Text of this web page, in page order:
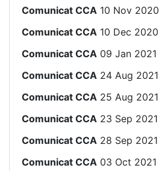
Comunicat CCA 10 Nov 2020
Comunicat CCA 10 Dec 2020
Comunicat CCA 09 Jan 2021
Comunicat CCA 24 Aug 2021
Comunicat CCA 25 Aug 2021
Comunicat CCA 23 Sep 2021
Comunicat CCA 28 Sep 2021
Comunicat CCA 03 Oct 2021